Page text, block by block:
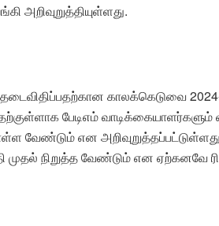
அறிவுறுத்தியுள்ளது.
காலக்கெடுவை
பேடிஎம் வாடிக்கையாளர்களும்
வேண்டும் என
நிறுத்த வேண்டும் என ஏற்கனவே